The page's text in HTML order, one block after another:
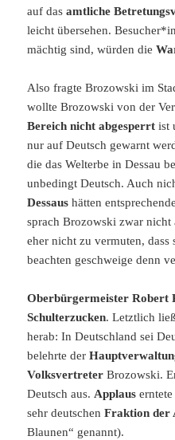
auf dasamtliche
leicht übersehen.
mächtig sind, würden die
Also fragte Brozowski im
wollte Brozowski von der
Bereich nicht abgesperrt ist
nur auf Deutsch gewarnt
die das Welterbe in Dessau
unbedingt Deutsch. Auch
Dessaus hätten
sprach Brozowski zwar nicht
eher nicht zu vermuten, dass
beachten geschweige denn
Oberbürgermeister Robert
Schulterzucken. Letztlich
herab: In Deutschland sei
belehrte der
VolksvertreterBrozowski.
Deutsch aus. Applaus
sehr deutschenFraktion der
Blaunen“ genannt).